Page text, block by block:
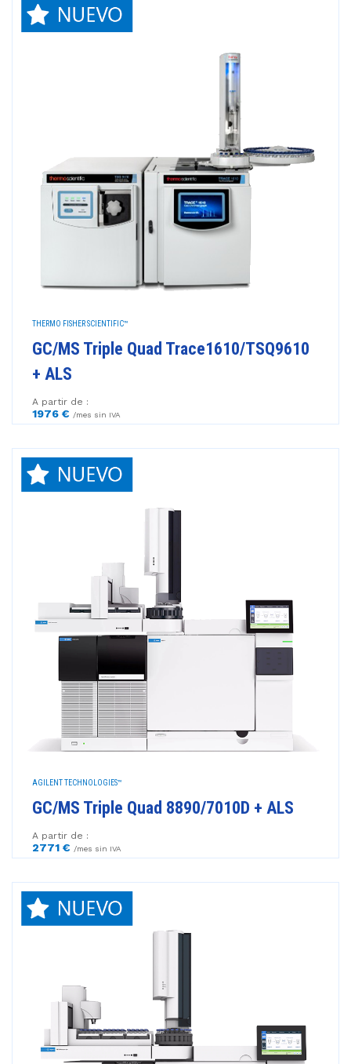
THERMO FISHER SCIENTIFIC™
GC/MS Triple Quad Trace1610/TSQ9610
+ ALS
A partir de :
1976 € /mes sin IVA
AGILENT TECHNOLOGIES™
GC/MS Triple Quad 8890/7010D + ALS
A partir de :
2771 € /mes sin IVA